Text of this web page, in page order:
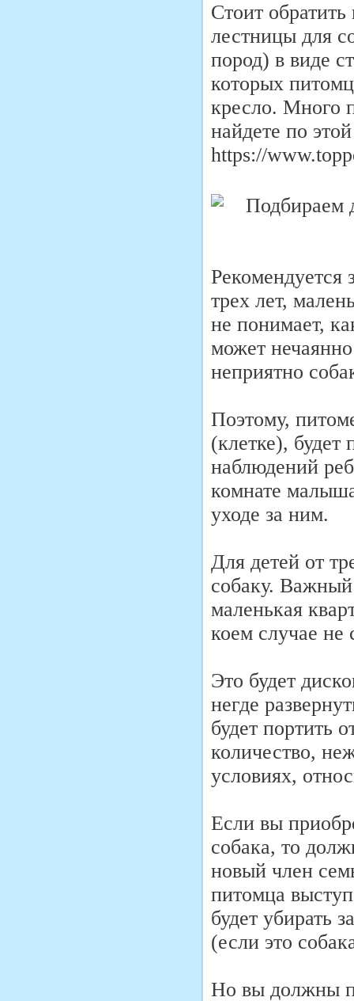
Стоит
лестницы для
пород) в виде
которых
кресло. Много
найдете по
https://
Рекомендуется
трех лет,
не понимает,
может
неприятно
Поэтому,
(клетке),
наблюдений
комнате
уходе за ним.
Для детей от
собаку.
маленькая
коем случае не
Это будет
негде
будет портить
количество,
условиях,
Если вы
собака, то
новый член
питомца
будет убирать
(если это
Но вы должны